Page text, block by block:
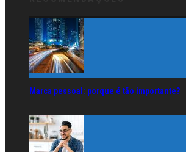
Marca pessoal: porque é tão importante?